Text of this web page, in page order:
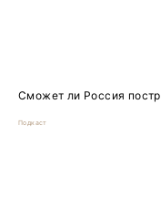
Сможет ли Россия
Подкаст